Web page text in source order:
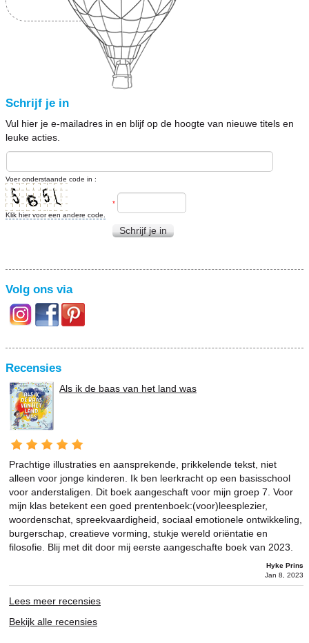
Schrijf je in
Vul hier je e-mailadres in en blijf op de hoogte van nieuwe titels en
leuke acties.
Voer onderstaande code in :
Klik hier voor een andere code.
*
Schrijf je in
Volg ons via
Recensies
Als ik de baas van het land was
Prachtige illustraties en aansprekende, prikkelende tekst, niet
alleen voor jonge kinderen. Ik ben leerkracht op een basisschool
voor anderstaligen. Dit boek aangeschaft voor mijn groep 7. Voor
mijn klas betekent een goed prentenboek:(voor)leesplezier,
woordenschat, spreekvaardigheid, sociaal emotionele ontwikkeling,
burgerschap, creatieve vorming, stukje wereld oriëntatie en
filosofie. Blij met dit door mij eerste aangeschafte boek van 2023.
Hyke Prins
Jan 8, 2023
Lees meer recensies
Bekijk alle recensies